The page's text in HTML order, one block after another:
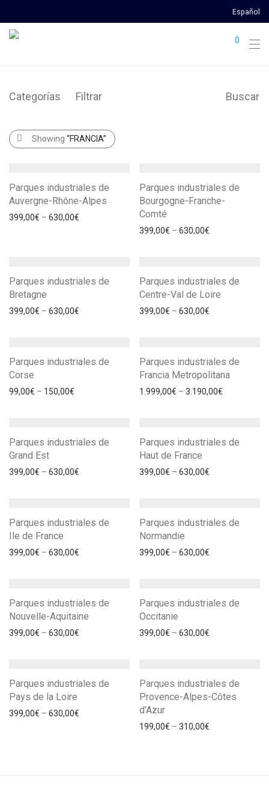
Español
0
Categorías Filtrar Buscar
Showing “FRANCIA”
Parques industriales de
Auvergne-Rhône-Alpes
399,00€ – 630,00€
Parques industriales de
Bourgogne-Franche-
Comté
399,00€ – 630,00€
Parques industriales de
Bretagne
399,00€ – 630,00€
Parques industriales de
Centre-Val de Loire
399,00€ – 630,00€
Parques industriales de
Corse
99,00€ – 150,00€
Parques industriales de
Francia Metropolitana
1.999,00€ – 3.190,00€
Parques industriales de
Grand Est
399,00€ – 630,00€
Parques industriales de
Haut de France
399,00€ – 630,00€
Parques industriales de
Ile de France
399,00€ – 630,00€
Parques industriales de
Normandie
399,00€ – 630,00€
Parques industriales de
Nouvelle-Aquitaine
399,00€ – 630,00€
Parques industriales de
Occitanie
399,00€ – 630,00€
Parques industriales de
Pays de la Loire
399,00€ – 630,00€
Parques industriales de
Provence-Alpes-Côtes
d’Azur
199,00€ – 310,00€